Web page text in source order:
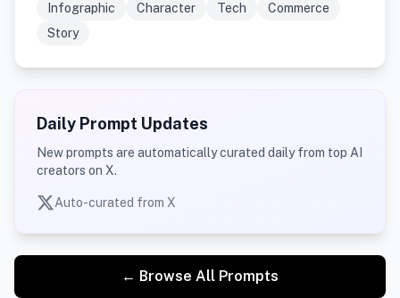
Infographic
Character Tech
Commerce
Story
Daily Prompt Updates
New prompts are automatically curated daily from top AI
creators on X.
Auto-curated from X
← Browse All Prompts